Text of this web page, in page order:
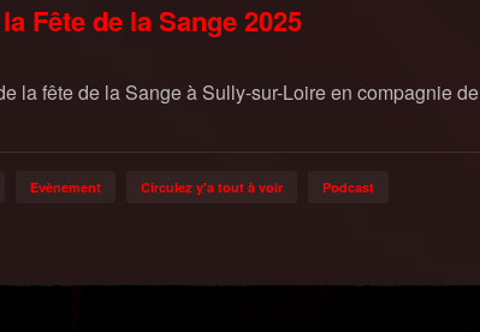
Fête de la Sange 2025
la fête de la Sange à Sully-sur-Loire en compagnie de
Evènement Circulez y'a tout à voir Podcast